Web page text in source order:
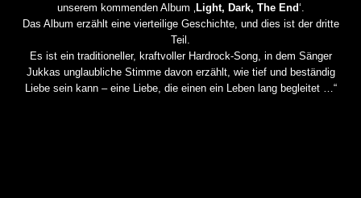
unserem kommenden Album ‚
Light, Dark, The End‘.
Das Album erzählt eine vierteilige Geschichte, und dies ist der dritte
Teil.
Es ist ein traditioneller, kraftvoller Hardrock-Song, in dem Sänger
Jukkas unglaubliche Stimme davon erzählt, wie tief und beständig
Liebe sein kann – eine Liebe, die einen ein Leben lang begleitet …“